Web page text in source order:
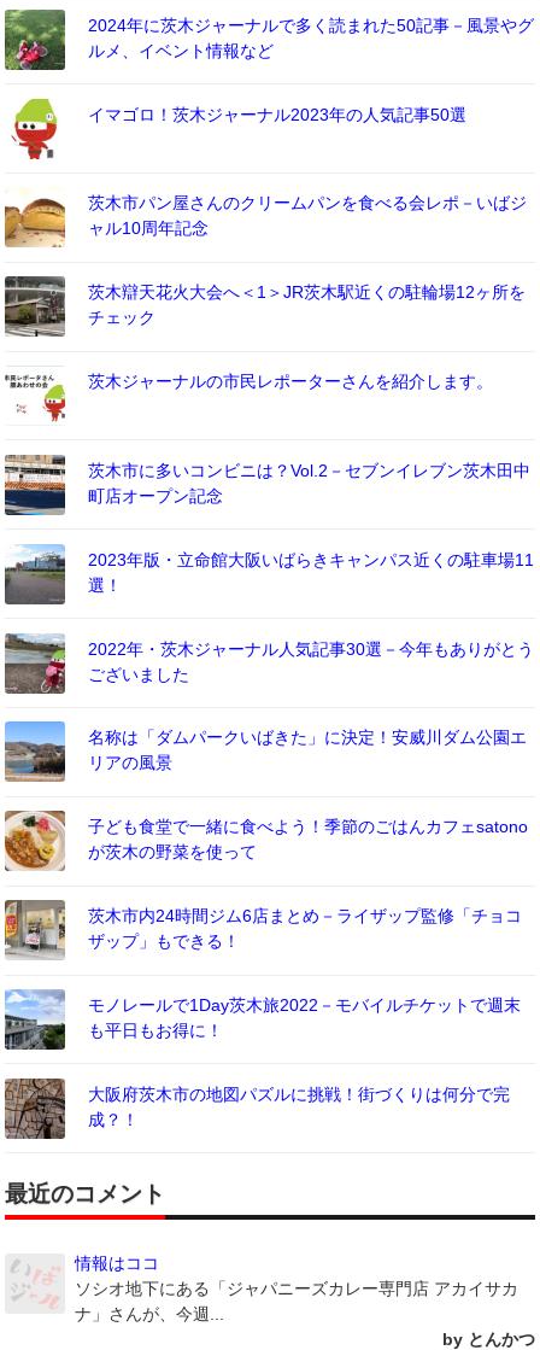
2024年に茨木ジャーナルで多く読まれた50記事－風景やグ
ルメ、イベント情報など
イマゴロ！茨木ジャーナル2023年の人気記事50選
茨木市パン屋さんのクリームパンを食べる会レポ－いばジ
ャル10周年記念
茨木辯天花火大会へ＜1＞JR茨木駅近くの駐輪場12ヶ所を
チェック
茨木ジャーナルの市民レポーターさんを紹介します。
茨木市に多いコンビニは？Vol.2－セブンイレブン茨木田中
町店オープン記念
2023年版・立命館大阪いばらきキャンパス近くの駐車場11
選！
2022年・茨木ジャーナル人気記事30選－今年もありがとう
ございました
名称は「ダムパークいばきた」に決定！安威川ダム公園エ
リアの風景
子ども食堂で一緒に食べよう！季節のごはんカフェsatono
が茨木の野菜を使って
茨木市内24時間ジム6店まとめ－ライザップ監修「チョコ
ザップ」もできる！
モノレールで1Day茨木旅2022－モバイルチケットで週末
も平日もお得に！
大阪府茨木市の地図パズルに挑戦！街づくりは何分で完
成？！
最近のコメント
情報はココ
ソシオ地下にある「ジャパニーズカレー専門店 アカイサカ
ナ」さんが、今週...
by とんかつ